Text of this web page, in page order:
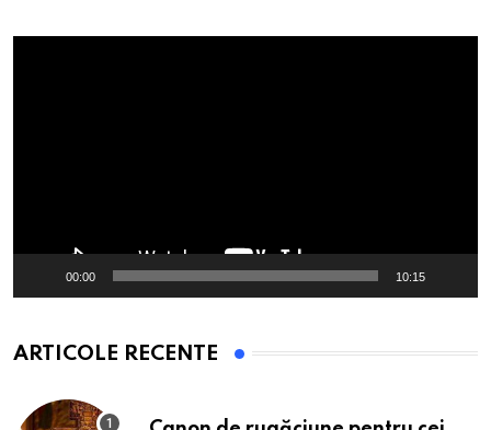
00:00 10:15
ARTICOLE RECENTE